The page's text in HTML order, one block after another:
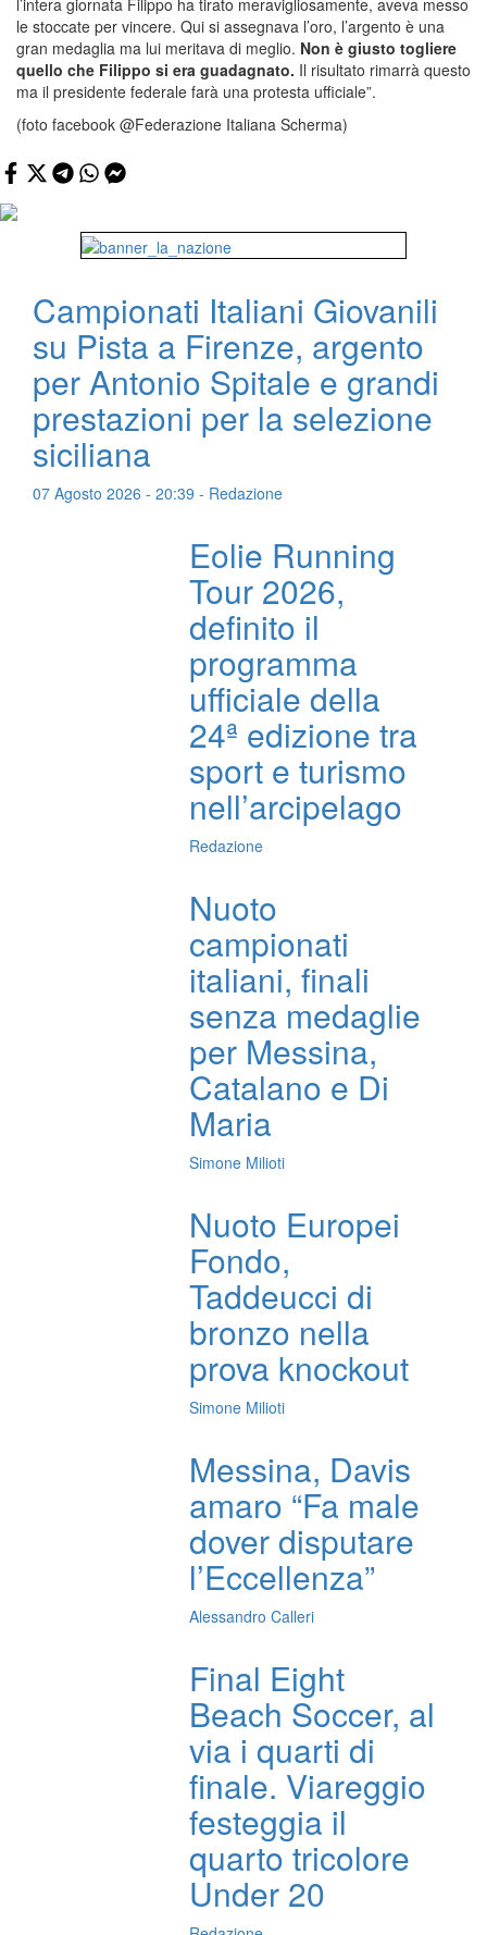
l’intera giornata Filippo ha tirato meravigliosamente, aveva messo
le stoccate per vincere. Qui si assegnava l’oro, l’argento è una
gran medaglia ma lui meritava di meglio. Non è giusto togliere
quello che Filippo si era guadagnato. Il risultato rimarrà questo
ma il presidente federale farà una protesta ufficiale”.
(foto facebook @Federazione Italiana Scherma)
Campionati Italiani Giovanili
su Pista a Firenze, argento
per Antonio Spitale e grandi
prestazioni per la selezione
siciliana
07 Agosto 2026 - 20:39 - Redazione
Eolie Running
Tour 2026,
definito il
programma
ufficiale della
24ª edizione tra
sport e turismo
nell’arcipelago
Redazione
Nuoto
campionati
italiani, finali
senza medaglie
per Messina,
Catalano e Di
Maria
Simone Milioti
Nuoto Europei
Fondo,
Taddeucci di
bronzo nella
prova knockout
Simone Milioti
Messina, Davis
amaro “Fa male
dover disputare
l’Eccellenza”
Alessandro Calleri
Final Eight
Beach Soccer, al
via i quarti di
finale. Viareggio
festeggia il
quarto tricolore
Under 20